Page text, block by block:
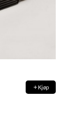
Kjøp